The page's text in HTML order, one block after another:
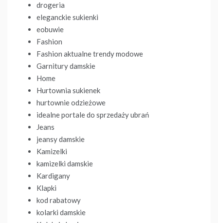
drogeria
eleganckie sukienki
eobuwie
Fashion
Fashion aktualne trendy modowe
Garnitury damskie
Home
Hurtownia sukienek
hurtownie odzieżowe
idealne portale do sprzedaży ubrań
Jeans
jeansy damskie
Kamizelki
kamizelki damskie
Kardigany
Klapki
kod rabatowy
kolarki damskie